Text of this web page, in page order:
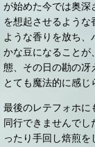
が始めた今では奥深
を想起させるよう
ような香りを放ち
かな豆になることが
態、その日の勘の冴
とても魔法的に感じ
最後のレテフォホに
同行できませんで
ったり手回し焙煎